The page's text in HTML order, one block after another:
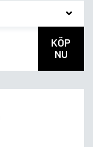
KÖP
NU